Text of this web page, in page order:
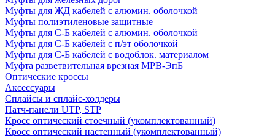
Муфты для ЖД кабелей с алюмин. оболочкой
Муфты полиэтиленовые защитные
Муфты для С-Б кабелей с алюмин. оболочкой
Муфты для С-Б кабелей с п/эт оболочкой
Муфты для С-Б кабелей с водоблок. материалом
Муфта разветвительная врезная МРВ-ЭпБ
Оптические кроссы
Аксессуары
Сплайсы и сплайс-холдеры
Патч-панели UTP, STP
Кросс оптический стоечный (укомплектованный)
Кросс оптический настенный (укомплектованный)